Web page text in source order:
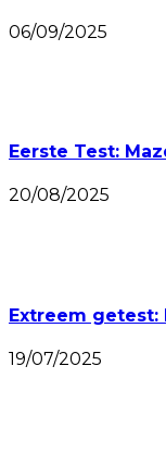
06/09/2025
Eerste Test:
20/08/2025
Extreem getest:
19/07/2025